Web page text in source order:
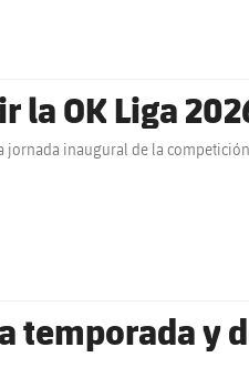
la OK Liga
jornada inaugural de la
temporada y